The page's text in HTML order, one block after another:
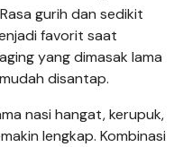
gurih dan sedikit
favorit saat
yang dimasak lama
disantap.
nasi hangat, kerupuk,
lengkap. Kombinasi